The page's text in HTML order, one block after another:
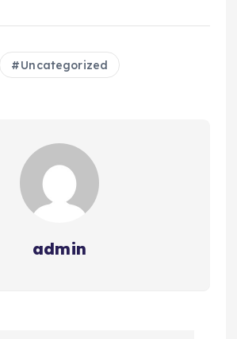
Uncategorized
admin